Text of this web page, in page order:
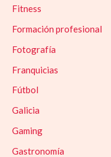
Fitness
Formación profesional
Fotografía
Franquicias
Fútbol
Galicia
Gaming
Gastronomía